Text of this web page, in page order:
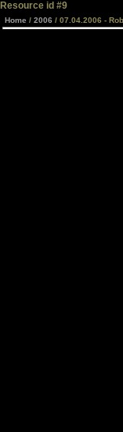
Resource id #9
Home / 2006 / 07.04.2006 -